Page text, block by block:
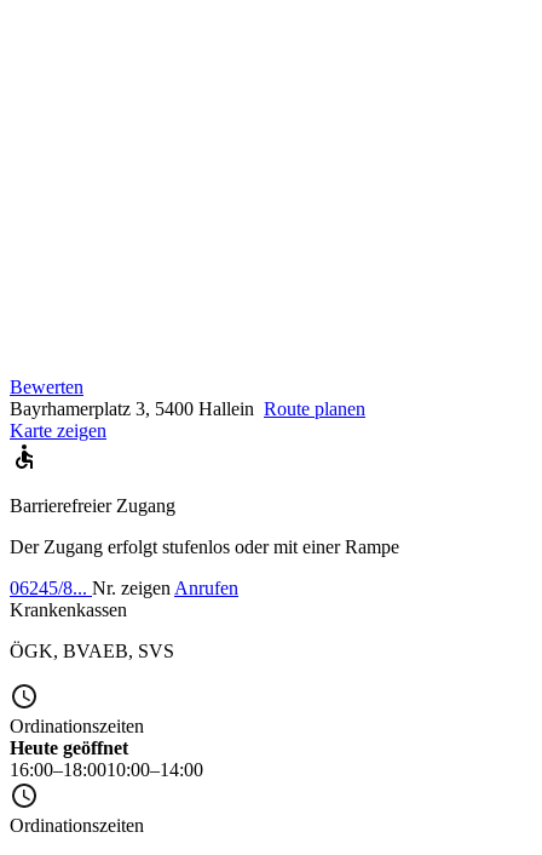
Bewerten
Bayrhamerplatz 3, 5400 Hallein Route planen
Karte zeigen
Barrierefreier Zugang
Der Zugang erfolgt stufenlos oder mit einer Rampe
06245/8... Nr. zeigen Anrufen
Krankenkassen
ÖGK, BVAEB, SVS
Ordinationszeiten
Heute geöffnet
16:00–18:0010:00–14:00
Ordinationszeiten